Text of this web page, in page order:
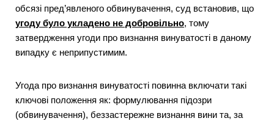
обсязі пред’явленого обвинувачення, суд встановив, що
угоду було укладено не добровільно, тому
затвердження угоди про визнання винуватості в даному
випадку є неприпустимим.
Угода про визнання винуватості повинна включати такі
ключові положення як: формулювання підозри
(обвинувачення), беззастережне визнання вини та, за